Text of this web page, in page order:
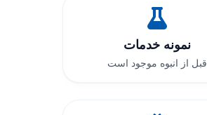
نمونه خدمات
قبل از انبوه موجود است